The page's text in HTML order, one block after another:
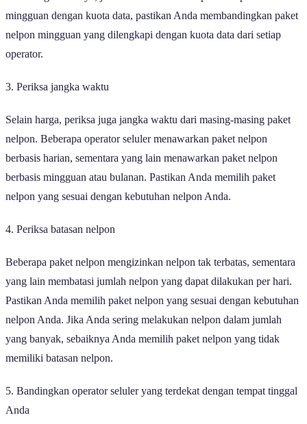
mingguan dengan kuota data, pastikan Anda membandingkan paket
nelpon mingguan yang dilengkapi dengan kuota data dari setiap
operator.
3. Periksa jangka waktu
Selain harga, periksa juga jangka waktu dari masing-masing paket
nelpon. Beberapa operator seluler menawarkan paket nelpon
berbasis harian, sementara yang lain menawarkan paket nelpon
berbasis mingguan atau bulanan. Pastikan Anda memilih paket
nelpon yang sesuai dengan kebutuhan nelpon Anda.
4. Periksa batasan nelpon
Beberapa paket nelpon mengizinkan nelpon tak terbatas, sementara
yang lain membatasi jumlah nelpon yang dapat dilakukan per hari.
Pastikan Anda memilih paket nelpon yang sesuai dengan kebutuhan
nelpon Anda. Jika Anda sering melakukan nelpon dalam jumlah
yang banyak, sebaiknya Anda memilih paket nelpon yang tidak
memiliki batasan nelpon.
5. Bandingkan operator seluler yang terdekat dengan tempat tinggal
Anda